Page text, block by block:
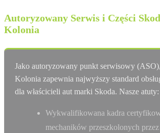
Autoryzowany Serwis i Części
Kolonia
Jako autoryzowany punkt serwisowy
Kolonia zapewnia najwyższy standard
dla właścicieli aut marki Skoda. Nasze atuty:
Wykwalifikowana kadra
mechaników przeszkolonych